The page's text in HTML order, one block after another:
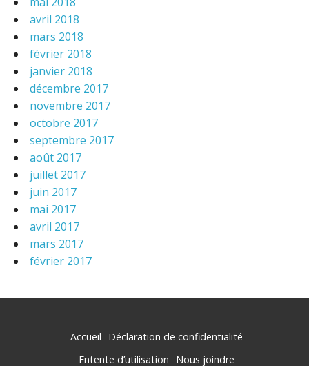
avril 2018
mars 2018
février 2018
janvier 2018
décembre 2017
novembre 2017
octobre 2017
septembre 2017
août 2017
juillet 2017
juin 2017
mai 2017
avril 2017
mars 2017
février 2017
Accueil
Déclaration de confidentialité
Entente d’utilisation
Nous joindre